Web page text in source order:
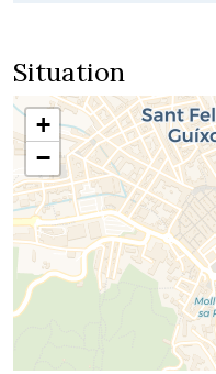
Situation
+
−